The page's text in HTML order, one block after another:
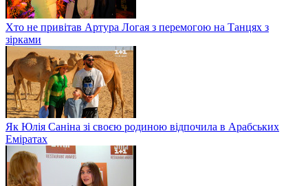
Хто не привітав Артура Логая з перемогою на Танцях з
зірками
Як Юлія Саніна зі своєю родиною відпочила в Арабських
Еміратах